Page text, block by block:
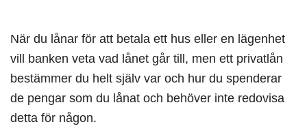
När du lånar för att betala ett hus eller en lägenhet
vill banken veta vad lånet går till, men ett privatlån
bestämmer du helt själv var och hur du spenderar
de pengar som du lånat och behöver inte redovisa
detta för någon.